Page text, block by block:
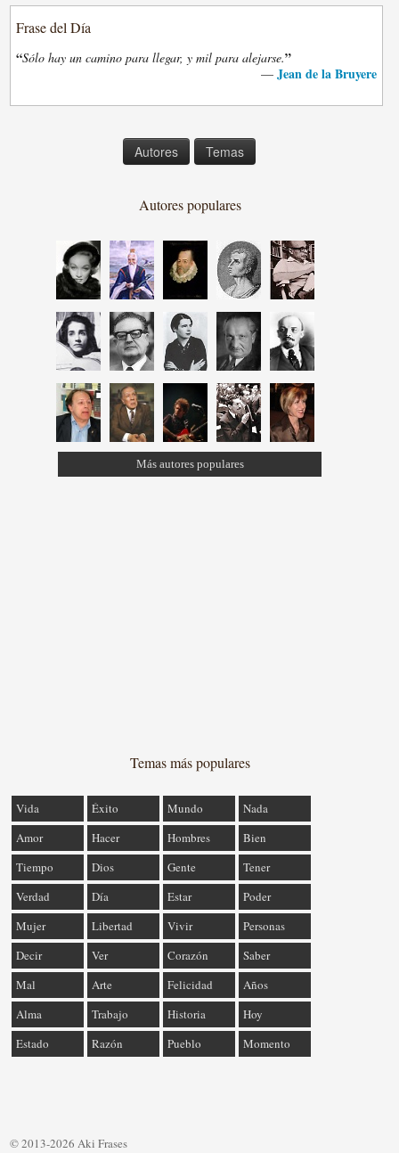
Frase del Día
“Sólo hay un camino para llegar, y mil para alejarse.”
— Jean de la Bruyere
Autores Temas
Autores populares
Más autores populares
Temas más populares
Vida Éxito Mundo
Nada
Amor
Hacer Hombres
Bien
Tiempo
Dios Gente
Tener
Verdad
Día Estar
Poder
Mujer
Libertad Vivir
Personas
Decir
Ver Corazón
Saber
Mal
Arte Felicidad
Años
Alma
Trabajo Historia
Hoy
Estado
Razón Pueblo Momento
© 2013-2026 Aki Frases